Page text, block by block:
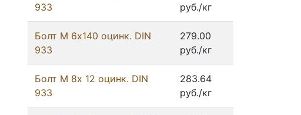
933
руб./кг
Болт М 6х140 оцинк. DIN
933
279.00
руб./кг
Болт М 8х 12 оцинк. DIN
933
283.64
руб./кг